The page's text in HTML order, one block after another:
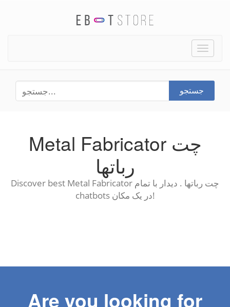
Toggle
جستجو
Metal Fabricator چت
رباتها
Discover best Metal Fabricator چت رباتها . دیدار با تمام
chatbots در یک مکان!
Are you looking for